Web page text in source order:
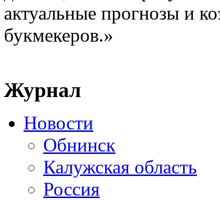
актуальные прогнозы и
букмекеров.»
Журнал
Новости
Обнинск
Калужская область
Россия